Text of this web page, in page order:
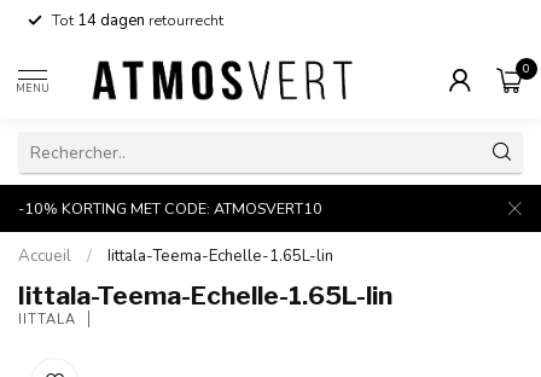
Tot14 dagen retourrecht
MENU
0
-10% KORTING MET CODE: ATMOSVERT10
Accueil / Iittala-Teema-Echelle-1.65L-lin
Iittala-Teema-Echelle-1.65L-lin
IITTALA